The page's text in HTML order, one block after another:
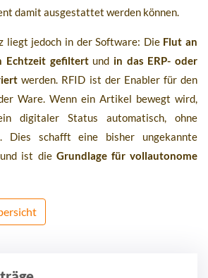
damit ausgestattet werden können.
liegt jedoch in der Software: Die Flut an
Echtzeit gefiltertund in das ERP- oder
werden. RFID ist der Enabler für den
Ware. Wenn ein Artikel bewegt wird,
digitaler Status automatisch, ohne
Dies schafft eine bisher ungekannte
und ist die Grundlage für vollautonome